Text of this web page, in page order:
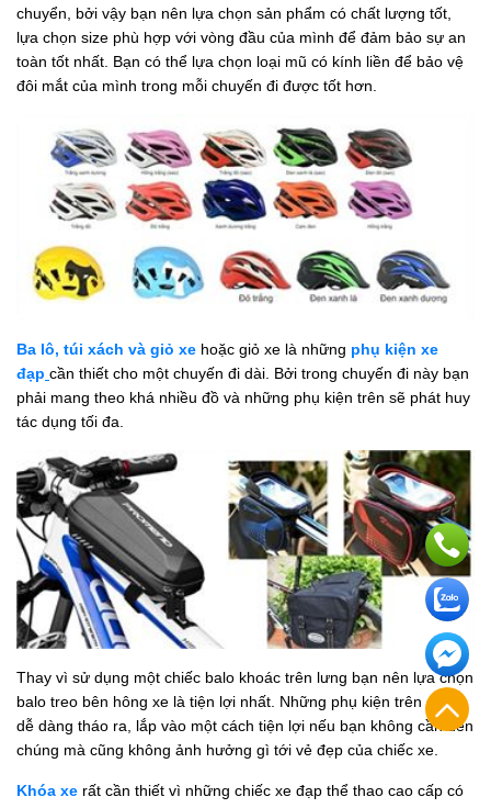
chuyển, bởi vậy bạn nên lựa chọn sản phẩm có chất lượng tốt,
lựa chọn size phù hợp với vòng đầu của mình để đảm bảo sự an
toàn tốt nhất. Bạn có thể lựa chọn loại mũ có kính liền để bảo vệ
đôi mắt của mình trong mỗi chuyến đi được tốt hơn.
Ba lô, túi xách và giỏ xe hoặc giỏ xe là những phụ kiện xe
đạp cần thiết cho một chuyến đi dài. Bởi trong chuyến đi này bạn
phải mang theo khá nhiều đồ và những phụ kiện trên sẽ phát huy
tác dụng tối đa.
Thay vì sử dụng một chiếc balo khoác trên lưng bạn nên lựa chọn
balo treo bên hông xe là tiện lợi nhất. Những phụ kiện trên cũng
dễ dàng tháo ra, lắp vào một cách tiện lợi nếu bạn không cần đến
chúng mà cũng không ảnh hưởng gì tới vẻ đẹp của chiếc xe.
Khóa xe rất cần thiết vì những chiếc xe đạp thể thao cao cấp có